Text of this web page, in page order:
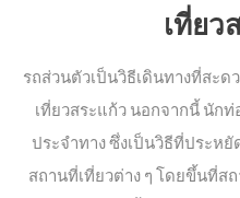
เที่ยว
รถส่วนตัวเป็นวิธีเดินทางที่สะด
เที่ยวสระแก้ว นอกจากนี้ นักท่
ประจำทาง ซึ่งเป็นวิธีที่ประหยั
สถานที่เที่ยวต่าง ๆ โดยขึ้นที่ส